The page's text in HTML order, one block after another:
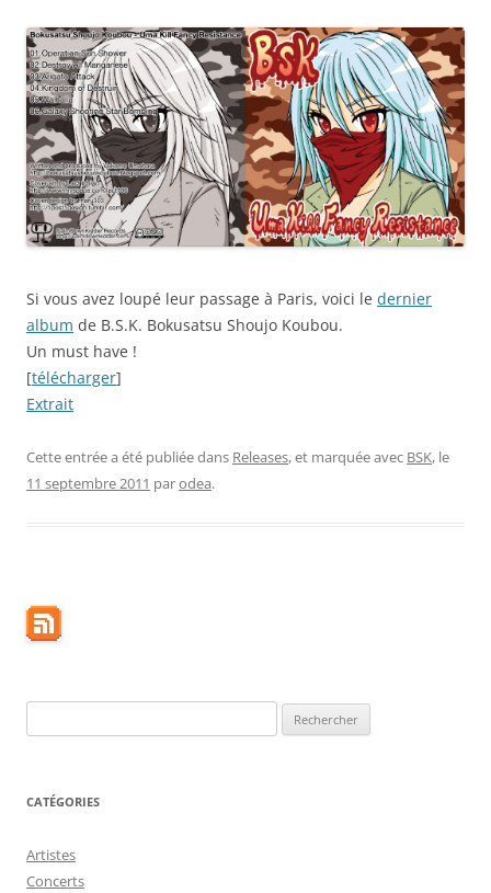
Si vous avez loupé leur passage à Paris, voici le dernier
album de B.S.K. Bokusatsu Shoujo Koubou.
Un must have !
[télécharger]
Extrait
Cette entrée a été publiée dans Releases, et marquée avec BSK, le
11 septembre 2011 parodea.
CATÉGORIES
Artistes
Concerts